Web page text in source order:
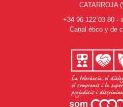
CATARROJA
+34 96 122 03 80 -
Canal ético y de